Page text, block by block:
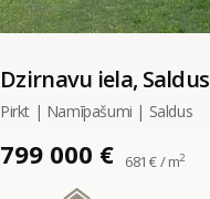
Dzirnavu iela, Saldus
Pirkt | Namīpašumi | Saldus
799 000 € 681 € / m2